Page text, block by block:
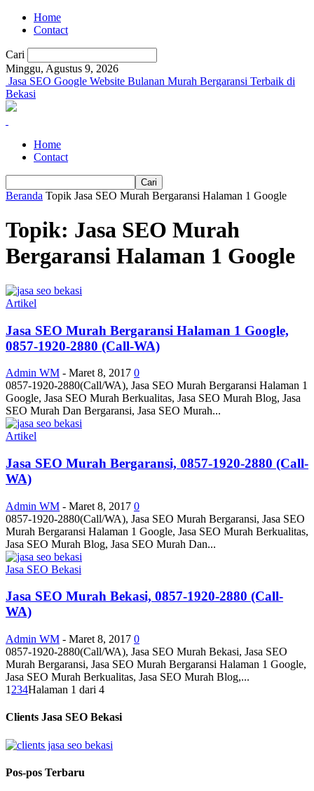
Home
Contact
Cari
Minggu, Agustus 9, 2026
Jasa SEO Google Website Bulanan Murah Bergaransi Terbaik di
Bekasi
Home
Contact
Beranda Topik Jasa SEO Murah Bergaransi Halaman 1 Google
Topik: Jasa SEO Murah
Bergaransi Halaman 1 Google
Artikel
Jasa SEO Murah Bergaransi Halaman 1 Google,
0857-1920-2880 (Call-WA)
Admin WM - Maret 8, 2017 0
0857-1920-2880(Call/WA), Jasa SEO Murah Bergaransi Halaman 1
Google, Jasa SEO Murah Berkualitas, Jasa SEO Murah Blog, Jasa
SEO Murah Dan Bergaransi, Jasa SEO Murah...
Artikel
Jasa SEO Murah Bergaransi, 0857-1920-2880 (Call-
WA)
Admin WM - Maret 8, 2017 0
0857-1920-2880(Call/WA), Jasa SEO Murah Bergaransi, Jasa SEO
Murah Bergaransi Halaman 1 Google, Jasa SEO Murah Berkualitas,
Jasa SEO Murah Blog, Jasa SEO Murah Dan...
Jasa SEO Bekasi
Jasa SEO Murah Bekasi, 0857-1920-2880 (Call-
WA)
Admin WM - Maret 8, 2017 0
0857-1920-2880(Call/WA), Jasa SEO Murah Bekasi, Jasa SEO
Murah Bergaransi, Jasa SEO Murah Bergaransi Halaman 1 Google,
Jasa SEO Murah Berkualitas, Jasa SEO Murah Blog,...
1 234Halaman 1 dari 4
Clients Jasa SEO Bekasi
Pos-pos Terbaru